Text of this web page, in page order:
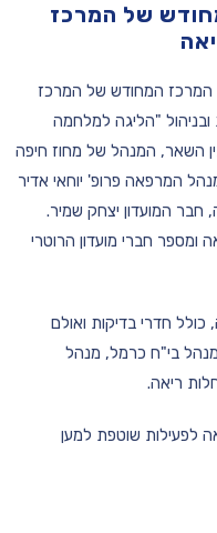
של המרכז
לפתיחת המרכז המחודש של המרכז
"הליגה למלחמה
השאר, המנהל של מחוז חיפה
המרפאה פרופ' יוחאי אדיר
המועדון יצחק שמיר.
חברי מועדון הרוטרי
חדרי בדיקות ואולם
בי"ח כרמל, מנהל
ריאה.
לפעילות שוטפת למען